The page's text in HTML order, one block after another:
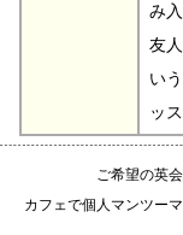
み
友
い
ッ
ご希望の英
カフェで個人マンツー